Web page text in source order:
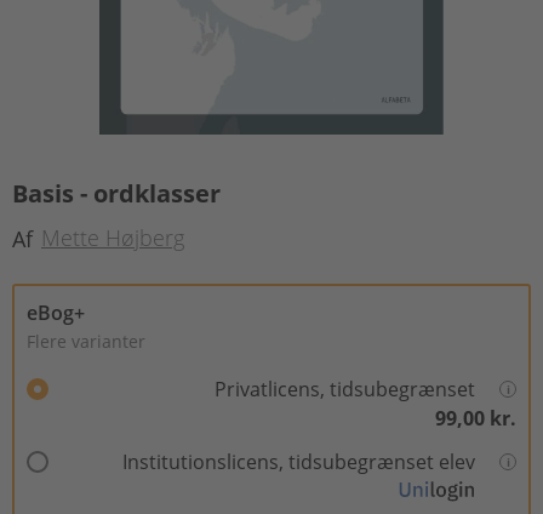
Basis - ordklasser
Af Mette Højberg
eBog+
Flere varianter
Privatlicens, tidsubegrænset
99,00 kr.
Institutionslicens, tidsubegrænset elev